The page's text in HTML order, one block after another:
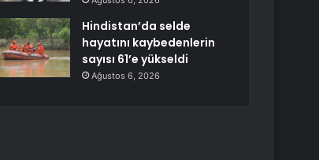
Hindistan’da selde
hayatını kaybedenlerin
sayısı 61’e yükseldi
Ağustos 6, 2026